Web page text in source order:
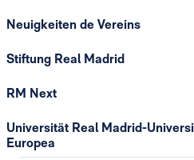
Neuigkeiten de Vereins
Stiftung Real Madrid
RM Next
Universität Real Madrid-
Europea